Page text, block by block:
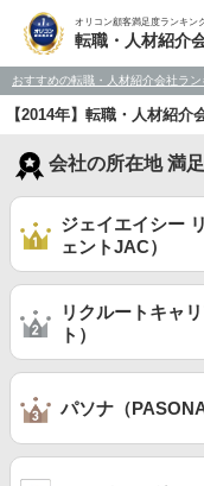
オリコン顧客満足度ランキン
転職・人材紹介
おすすめの転職・人材紹介会社ラ
【2014年】転職・人材紹
会社の所在地 満
ジェイエイシー
ェントJAC）
リクルートキャ
ト）
パソナ（PASONA